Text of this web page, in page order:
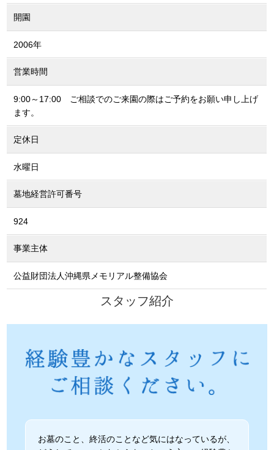
開園
2006年
営業時間
9:00～17:00 ご相談でのご来園の際はご予約をお願い申し上げ
ます。
定休日
水曜日
墓地経営許可番号
924
事業主体
公益財団法人沖縄県メモリアル整備協会
スタッフ紹介
お墓のこと、終活のことなど気にはなっているが、